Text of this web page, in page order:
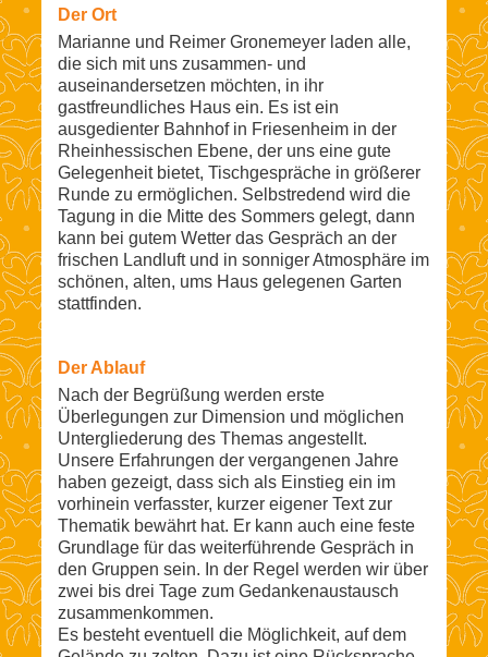
Der Ort
Marianne und Reimer Gronemeyer laden alle,
die sich mit uns zusammen- und
auseinandersetzen möchten, in ihr
gastfreundliches Haus ein. Es ist ein
ausgedienter Bahnhof in Friesenheim in der
Rheinhessischen Ebene, der uns eine gute
Gelegenheit bietet, Tischgespräche in größerer
Runde zu ermöglichen. Selbstredend wird die
Tagung in die Mitte des Sommers gelegt, dann
kann bei gutem Wetter das Gespräch an der
frischen Landluft und in sonniger Atmosphäre im
schönen, alten, ums Haus gelegenen Garten
stattfinden.
Der Ablauf
Nach der Begrüßung werden erste
Überlegungen zur Dimension und möglichen
Untergliederung des Themas angestellt.
Unsere Erfahrungen der vergangenen Jahre
haben gezeigt, dass sich als Einstieg ein im
vorhinein verfasster, kurzer eigener Text zur
Thematik bewährt hat. Er kann auch eine feste
Grundlage für das weiterführende Gespräch in
den Gruppen sein. In der Regel werden wir über
zwei bis drei Tage zum Gedankenaustausch
zusammenkommen.
Es besteht eventuell die Möglichkeit, auf dem